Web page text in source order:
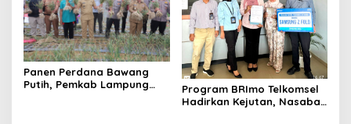
Panen Perdana Bawang
Putih, Pemkab Lampung
Program BRImo Telkomsel
Hadirkan Kejutan, Nasabah